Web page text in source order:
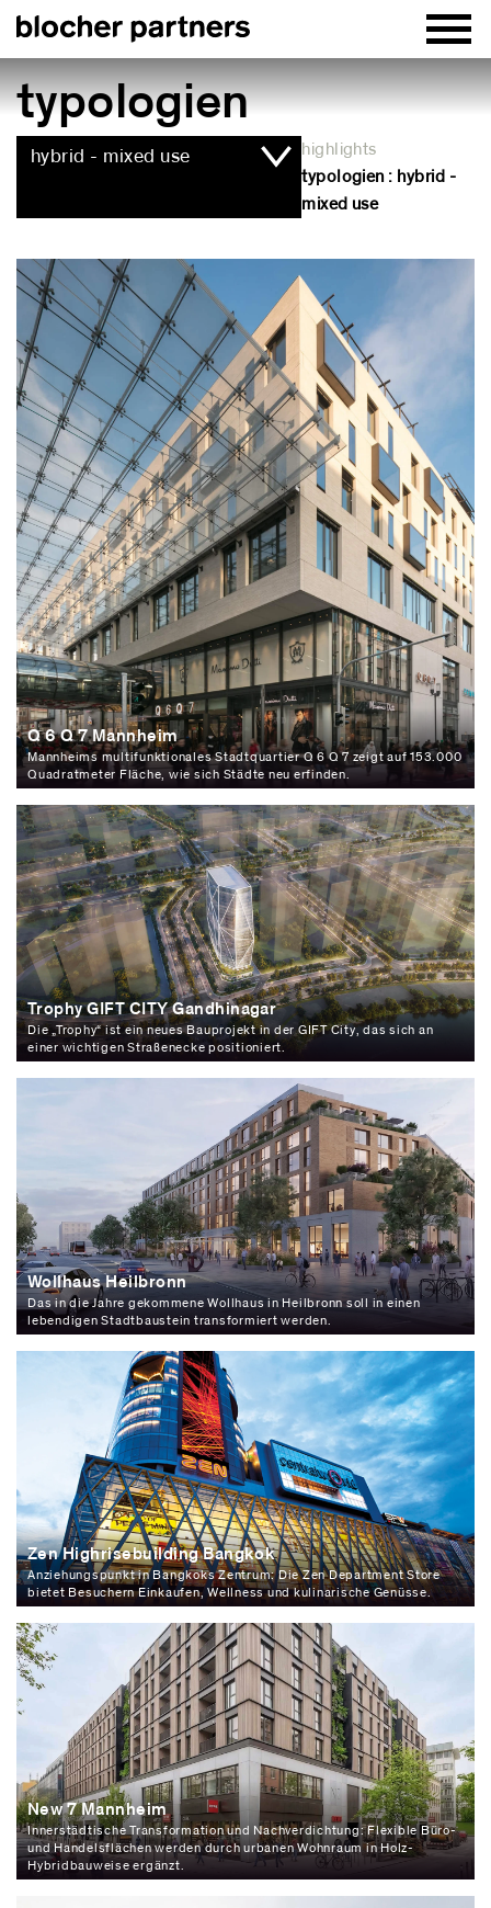
typologien
hybrid - mixed use
highlights
typologien : hybrid -
mixed use
Q 6 Q 7 Mannheim
Mannheims multifunktionales Stadtquartier Q 6 Q 7 zeigt auf 153.000
Quadratmeter Fläche, wie sich Städte neu erfinden.
Trophy GIFT CITY Gandhinagar
Die „Trophy“ ist ein neues Bauprojekt in der GIFT City, das sich an
einer wichtigen Straßenecke positioniert.
Wollhaus Heilbronn
Das in die Jahre gekommene Wollhaus in Heilbronn soll in einen
lebendigen Stadtbaustein transformiert werden.
Zen Highrisebuilding Bangkok
Anziehungspunkt in Bangkoks Zentrum: Die Zen Department Store
bietet Besuchern Einkaufen, Wellness und kulinarische Genüsse.
New 7 Mannheim
Innerstädtische Transformation und Nachverdichtung: Flexible Büro-
und Handelsflächen werden durch urbanen Wohnraum in Holz-
Hybridbauweise ergänzt.